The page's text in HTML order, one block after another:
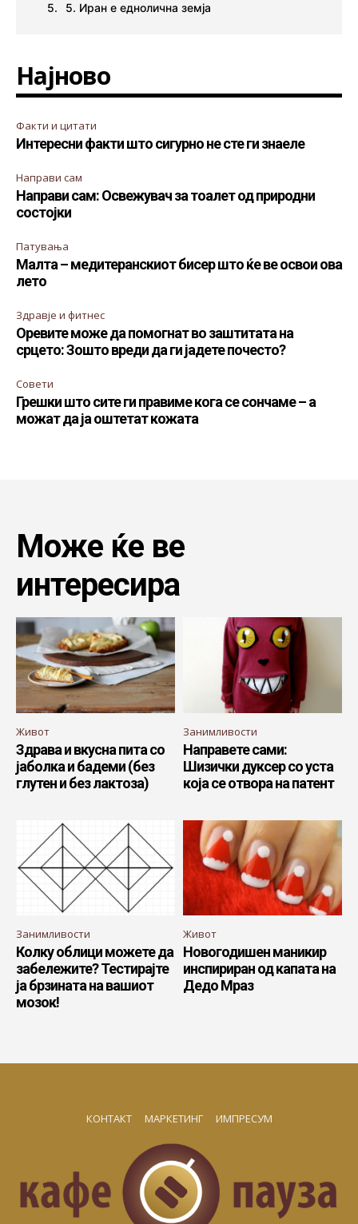
5. Иран е еднолична земја
Најново
Факти и цитати
Интересни факти што сигурно не сте ги знаеле
Направи сам
Направи сам: Освежувач за тоалет од природни
состојки
Патувања
Малта – медитеранскиот бисер што ќе ве освои ова
лето
Здравје и фитнес
Оревите може да помогнат во заштитата на
срцето: Зошто вреди да ги јадете почесто?
Совети
Грешки што сите ги правиме кога се сончаме – а
можат да ја оштетат кожата
Може ќе ве
интересира
Живот
Здрава и вкусна пита со
јаболка и бадеми (без
глутен и без лактоза)
Занимливости
Направете сами:
Шизички дуксер со уста
која се отвора на патент
Занимливости
Колку облици можете да
забележите? Тестирајте
ја брзината на вашиот
мозок!
Живот
Новогодишен маникир
инспириран од капата на
Дедо Мраз
КОНТАКТ МАРКЕТИНГ ИМПРЕСУМ